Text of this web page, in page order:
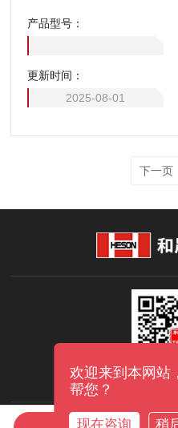
产品型号：
更新时间：
2025-08-01
下一页
欢迎来到本网站
帮您？
现在咨询 稍